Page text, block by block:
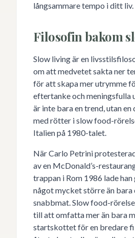
långsammare tempo i ditt liv.
Filosofin bakom
Slow living är en
om att medvetet sakta ner
för att skapa mer utrymme
eftertanke och meningsfulla
är inte bara en trend, utan
med rötter i slow food-
Italien på 1980-talet.
När Carlo Petrini
av en McDonald’s-
trappan i Rom 1986 lade
något mycket större än
snabbmat. Slow food-
till att omfatta mer än bara
startskottet för en bredare